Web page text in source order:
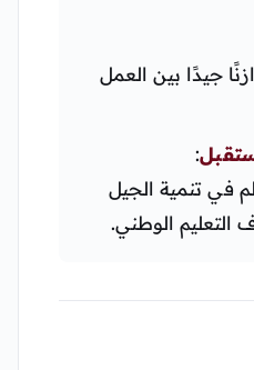
جيدًا بين العمل
:
في تنمية الجيل
التعليم الوطني.